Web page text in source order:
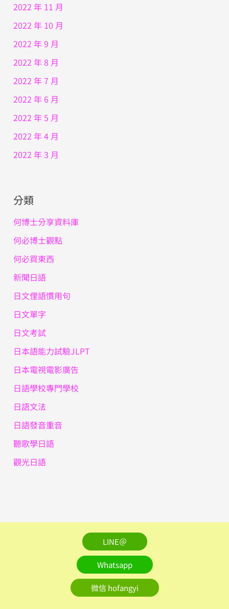
2022 年 11 月
2022 年 10 月
2022 年 9 月
2022 年 8 月
2022 年 7 月
2022 年 6 月
2022 年 5 月
2022 年 4 月
2022 年 3 月
分類
何博士分享資料庫
何必博士觀點
何必買東西
新聞日語
日文俚語慣用句
日文單字
日文考試
日本語能力試驗JLPT
日本電視電影廣告
日語學校專門學校
日語文法
日語發音重音
聽歌學日語
觀光日語
LINE＠
Whatsapp
微信 hofangyi